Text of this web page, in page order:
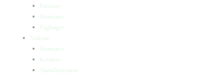
Fantasy
Romaner
Fagbøger
Voksne
Romance
Krimier
Skønlitteratur